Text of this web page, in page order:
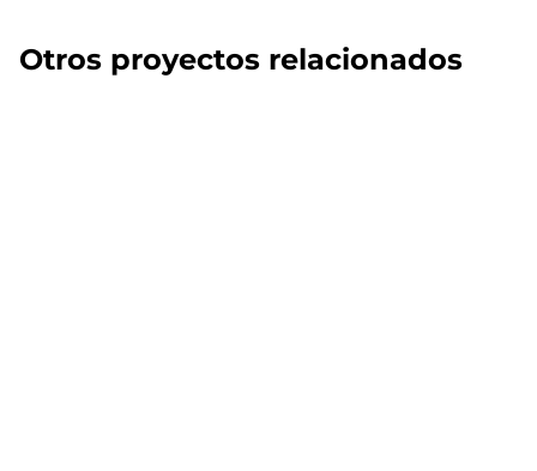
Otros proyectos relacionados